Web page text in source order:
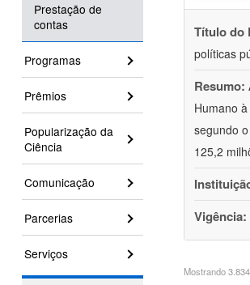
Prestação de
contas
Programas
Prêmios
Popularização da
Ciência
Comunicação
Parcerias
Serviços
Título do
políticas
Resumo:
Humano
segundo
125,2
Vigência:
Mostrando